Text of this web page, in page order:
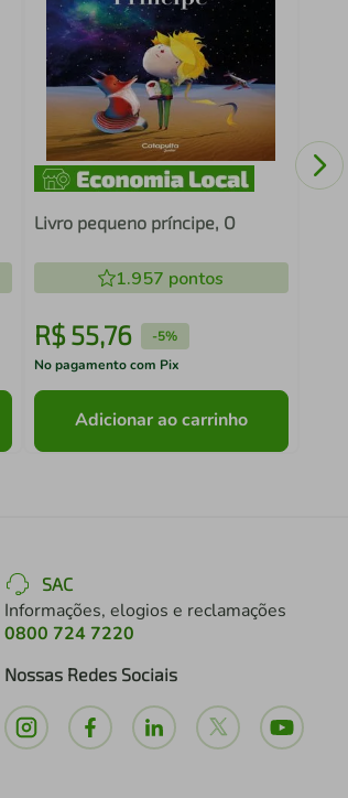
Livro pequeno príncipe, O
1.957 pontos
R$ 55,76 -5%
No pagamento com Pix
Adicionar ao carrinho
SAC
Informações, elogios e reclamações
0800 724 7220
Nossas Redes Sociais